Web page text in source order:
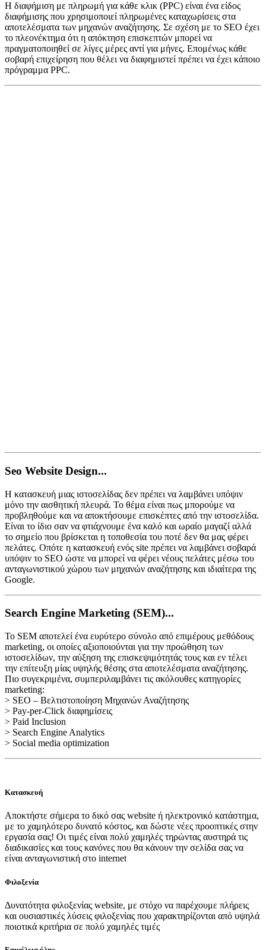
Η διαφήμιση με πληρωμή για κάθε κλικ (PPC) είναι ένα είδος
διαφήμισης που χρησιμοποιεί πληρωμένες καταχωρίσεις στα
αποτελέσματα των μηχανών αναζήτησης. Σε σχέση με το SEO έχει
το πλεονέκτημα ότι η απόκτηση επισκεπτών μπορεί να
πραγματοποιηθεί σε λίγες μέρες αντί για μήνες. Επομένως κάθε
σοβαρή επιχείρηση που θέλει να διαφημιστεί πρέπει να έχει κάποιο
πρόγραμμα PPC.
Seo Website Design...
Η κατασκευή μιας ιστοσελίδας δεν πρέπει να λαμβάνει υπόψιν
μόνο την αισθητική πλευρά. Το θέμα είναι πως μπορούμε να
προβληθούμε και να αποκτήσουμε επισκέπτες από την ιστοσελίδα.
Είναι το ίδιο σαν να φτιάχνουμε ένα καλό και ωραίο μαγαζί αλλά
το σημείο που βρίσκεται η τοποθεσία του ποτέ δεν θα μας φέρει
πελάτες. Οπότε η κατασκευή ενός site πρέπει να λαμβάνει σοβαρά
υπόψιν το SEO ώστε να μπορεί να φέρει νέους πελάτες μέσω του
ανταγωνιστικού χώρου των μηχανών αναζήτησης και ιδιαίτερα της
Google.
Search Engine Marketing (SEM)...
Το SEM αποτελεί ένα ευρύτερο σύνολο από επιμέρους μεθόδους
marketing, οι οποίες αξιοποιούνται για την προώθηση των
ιστοσελίδων, την αύξηση της επισκεψιμότητάς τους και εν τέλει
την επίτευξη μίας υψηλής θέσης στα αποτελέσματα αναζήτησης.
Πιο συγεκριμένα, συμπεριλαμβάνει τις ακόλουθες κατηγορίες
marketing:
> SEO – Βελτιστοποίηση Μηχανών Αναζήτησης
> Pay-per-Click διαφημίσεις
> Paid Inclusion
> Search Engine Analytics
> Social media optimization
Κατασκευή
Αποκτήστε σήμερα το δικό σας website ή ηλεκτρονικό κατάστημα,
με το χαμηλότερο δυνατό κόστος, και δώστε νέες προοπτικές στην
εργασία σας! Οι τιμές είναι πολύ χαμηλές τηρώντας αυστηρά τις
διαδικασίες και τους κανόνες που θα κάνουν την σελίδα σας να
είναι ανταγωνιστική στο internet
Φιλοξενία
Δυνατότητα φιλοξενίας website, με στόχο να παρέχουμε πλήρεις
και ουσιαστικές λύσεις φιλοξενίας που χαρακτηρίζονται από υψηλά
ποιοτικά κριτήρια σε πολύ χαμηλές τιμές